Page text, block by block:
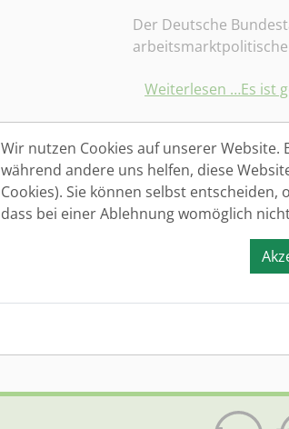
Der Deutsche
Weiterlesen …Es ist
Unsere
Details
Geschrieben von:
Erstellt: 01.
Wir haben für Sie
Wir nutzen Cookies auf unserer Website.
während andere uns helfen, diese
Cookies). Sie können selbst entscheiden,
dass bei einer Ablehnung womöglich